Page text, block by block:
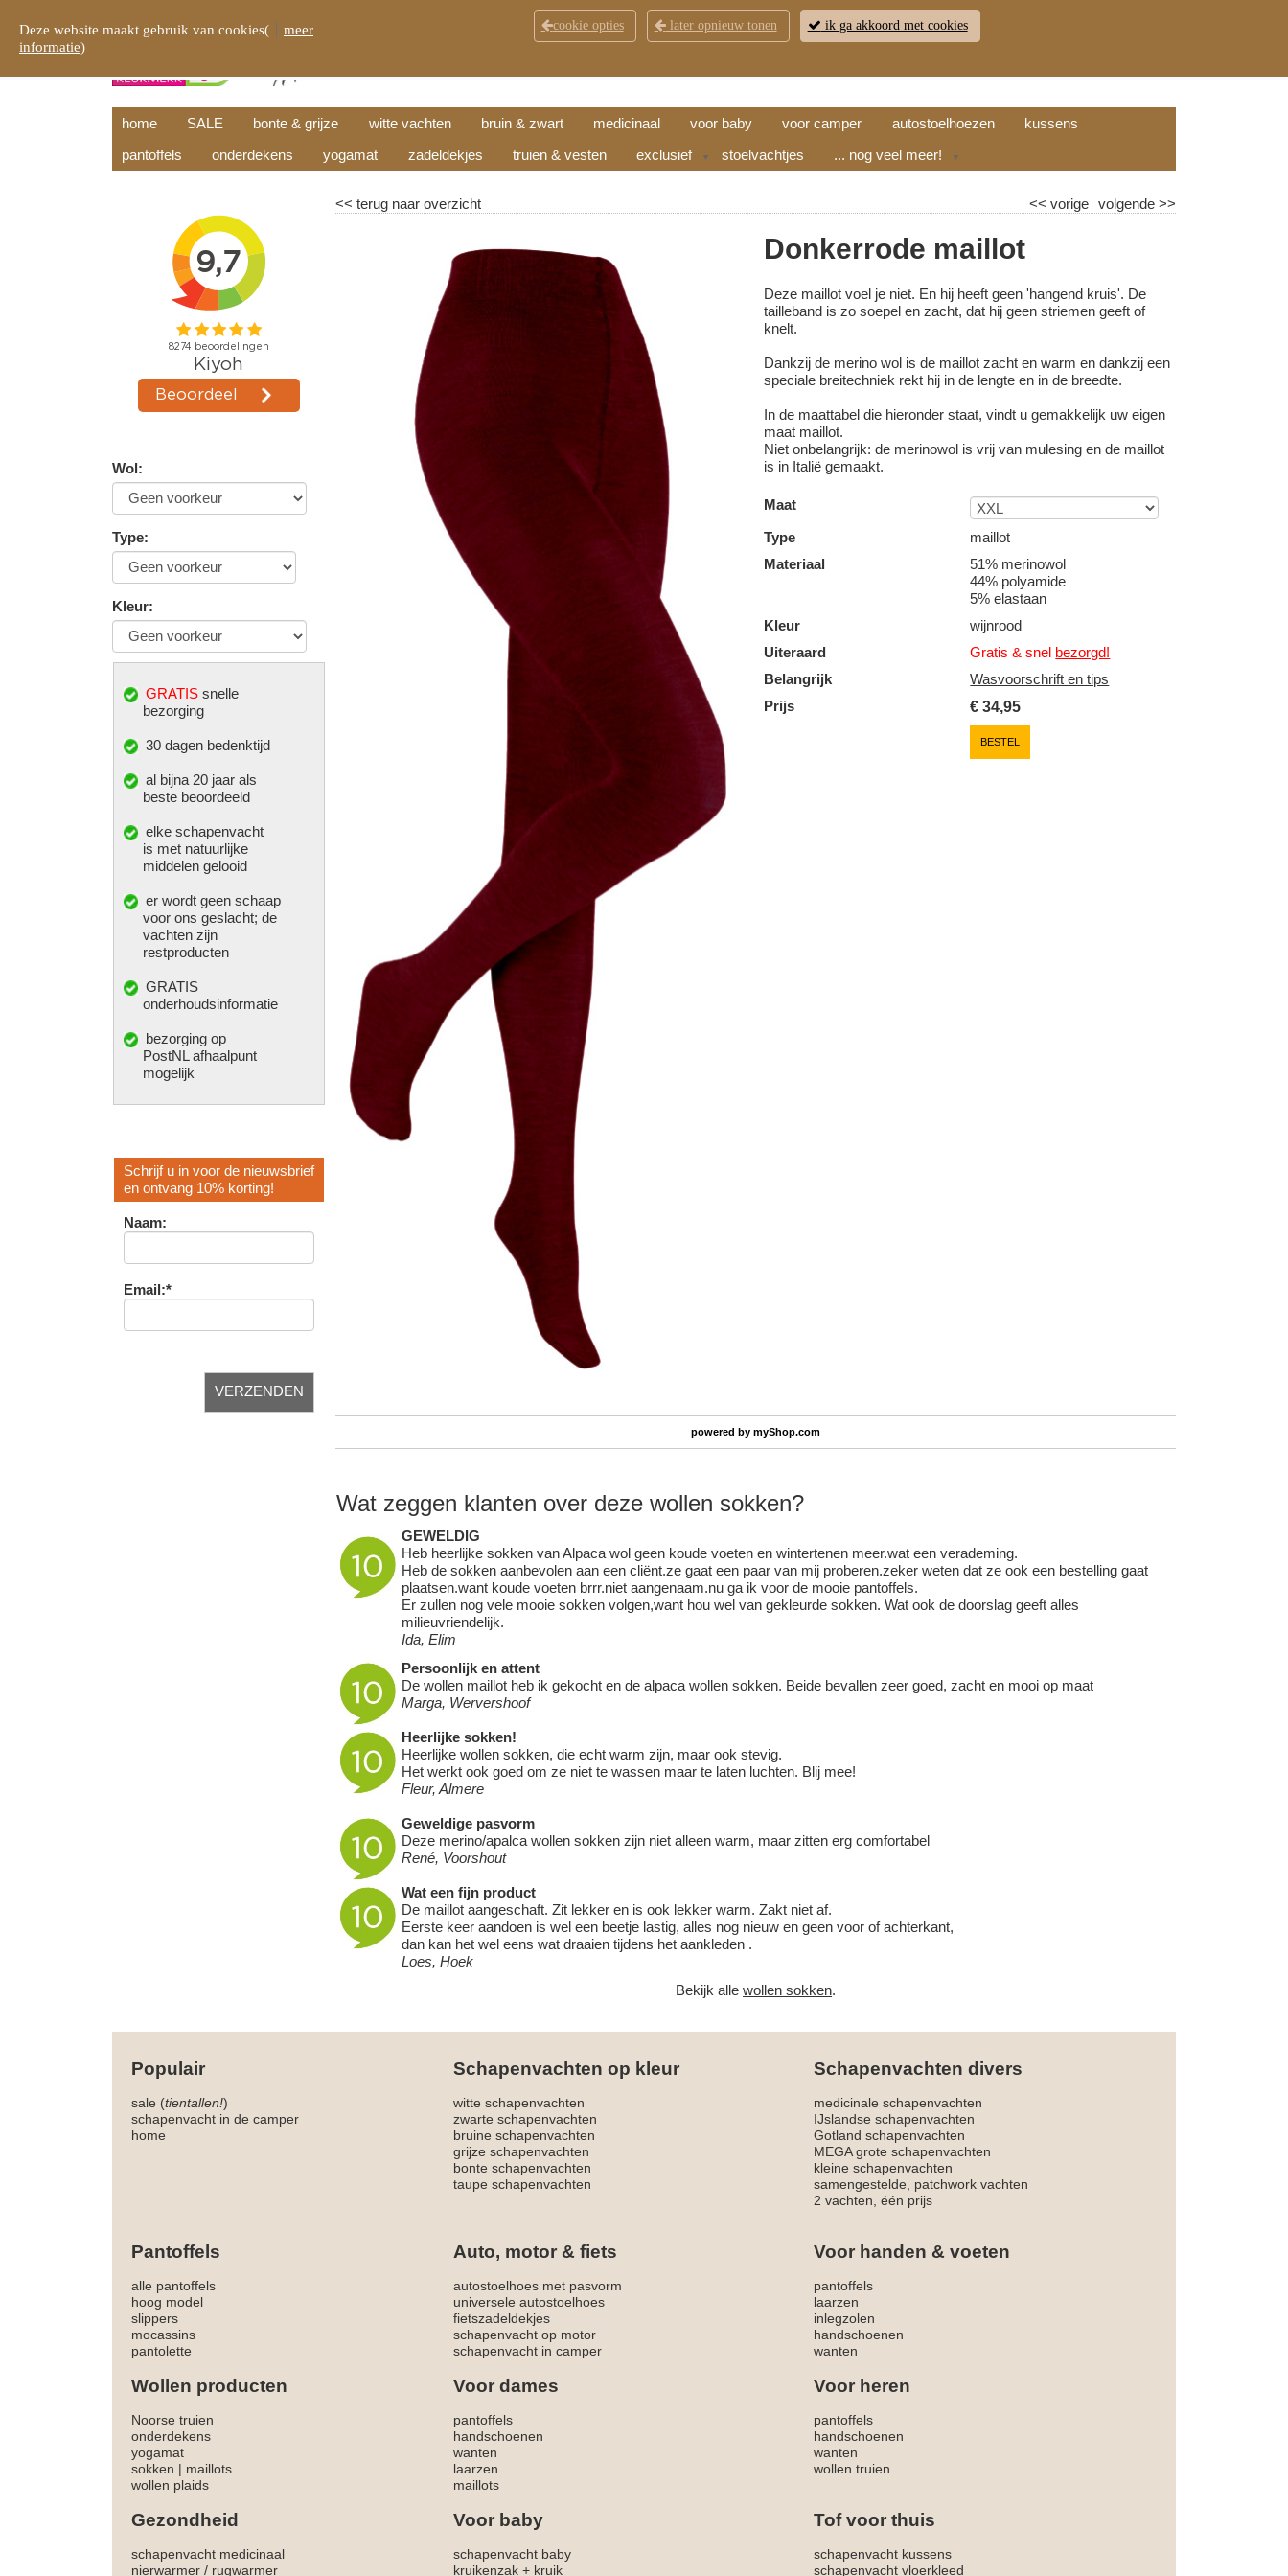
KLANTENSERVICE CONTACT OPENINGSTIJDEN RETOUR WINKELWAGEN (
home SALE bonte & grijze witte vachten bruin & zwart medicinaal voor baby voor camper autostoelhoezen
kussens
pantoffels
onderdekens yogamat zadeldekjes truien & vesten exclusief ▼ stoelvachtjes ... nog veel meer! ▼
Wol:
Type:
Kleur:
GRATIS snelle
bezorging
30 dagen bedenktijd
al bijna 20 jaar als
beste beoordeeld
elke schapenvacht
is met natuurlijke
middelen gelooid
er wordt geen schaap
voor ons geslacht; de
vachten zijn
restproducten
GRATIS
onderhoudsinformatie
bezorging op
PostNL afhaalpunt
mogelijk
Schrijf u in voor de nieuwsbrief
en ontvang 10% korting!
Naam:
Email:*
<<terug naar overzicht volgende>>
<< vorige
Donkerrode maillot
Deze maillot voel je niet. En hij heeft geen 'hangend kruis'. De
tailleband is zo soepel en zacht, dat hij geen striemen geeft of
knelt.
Dankzij de merino wol is de maillot zacht en warm en dankzij een
speciale breitechniek rekt hij in de lengte en in de breedte.
In de maattabel die hieronder staat, vindt u gemakkelijk uw eigen
maat maillot.
Niet onbelangrijk: de merinowol is vrij van mulesing en de maillot
is in Italië gemaakt.
Maat
Type
maillot
Materiaal
51% merinowol
44% polyamide
5% elastaan
Kleur
wijnrood
Uiteraard
Gratis & snel bezorgd!
Belangrijk
Wasvoorschrift en tips
Prijs
€34,95
BESTEL
powered bymyShop.com
Wat zeggen klanten over deze wollen sokken?
GEWELDIG
Heb heerlijke sokken van Alpaca wol geen koude voeten en wintertenen meer.wat een verademing.
Heb de sokken aanbevolen aan een cliënt.ze gaat een paar van mij proberen.zeker weten dat ze ook een bestelling gaat
plaatsen.want koude voeten brrr.niet aangenaam.nu ga ik voor de mooie pantoffels.
Er zullen nog vele mooie sokken volgen,want hou wel van gekleurde sokken. Wat ook de doorslag geeft alles
milieuvriendelijk.
Ida, Elim
Persoonlijk en attent
De wollen maillot heb ik gekocht en de alpaca wollen sokken. Beide bevallen zeer goed, zacht en mooi op maat
Marga, Wervershoof
Heerlijke sokken!
Heerlijke wollen sokken, die echt warm zijn, maar ook stevig.
Het werkt ook goed om ze niet te wassen maar te laten luchten. Blij mee!
Fleur, Almere
Geweldige pasvorm
Deze merino/apalca wollen sokken zijn niet alleen warm, maar zitten erg comfortabel
René, Voorshout
Wat een fijn product
De maillot aangeschaft. Zit lekker en is ook lekker warm. Zakt niet af.
Eerste keer aandoen is wel een beetje lastig, alles nog nieuw en geen voor of achterkant,
dan kan het wel eens wat draaien tijdens het aankleden .
Loes, Hoek
Bekijk allewollen sokken.
Populair Schapenvachten op kleur Schapenvachten divers
sale (tientallen!) witte schapenvachten
medicinale schapenvachten
schapenvacht in de camper
zwarte schapenvachten
IJslandse schapenvachten
home
bruine schapenvachten
Gotland schapenvachten
grijze schapenvachten
MEGA grote schapenvachten
bonte schapenvachten
kleine schapenvachten
taupe schapenvachten
samengestelde, patchwork vachten
2 vachten, één prijs
Pantoffels Auto, motor & fiets Voor handen & voeten
alle pantoffels autostoelhoes met pasvorm
pantoffels
hoog model
universele autostoelhoes
laarzen
slippers
fietszadeldekjes
inlegzolen
mocassins
schapenvacht op motor
handschoenen
pantolette
schapenvacht in camper wanten
Wollen producten Voor dames Voor heren
Noorse truien pantoffels
pantoffels
onderdekens
handschoenen
handschoenen
yogamat
wanten
wanten
sokken | maillots laarzen
wollen truien
wollen plaids
maillots
Gezondheid Voor baby Tof voor thuis
schapenvacht medicinaal schapenvacht baby
schapenvacht kussens
nierwarmer / rugwarmer kruikenzak + kruik schapenvacht vloerkleed
Deze website maakt gebruik van cookies(
meer
informatie)
cookie opties later opnieuw tonen ik ga akkoord met cookies